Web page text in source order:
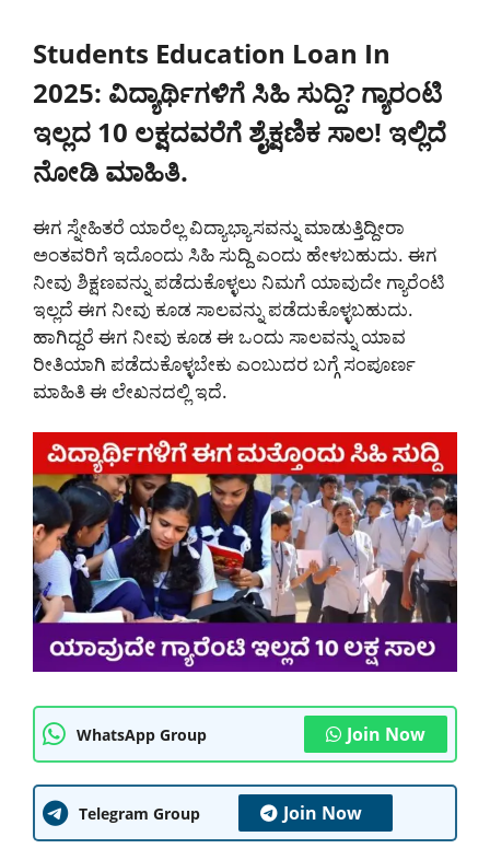
Students Education Loan In
2025: ವಿದ್ಯಾರ್ಥಿಗಳಿಗೆ ಸಿಹಿ ಸುದ್ದಿ? ಗ್ಯಾರಂಟಿ
ಇಲ್ಲದ 10 ಲಕ್ಷದವರೆಗೆ ಶೈಕ್ಷಣಿಕ ಸಾಲ! ಇಲ್ಲಿದೆ
ನೋಡಿ ಮಾಹಿತಿ.
ಈಗ ಸ್ನೇಹಿತರೆ ಯಾರೆಲ್ಲ ವಿದ್ಯಾಭ್ಯಾಸವನ್ನು ಮಾಡುತ್ತಿದ್ದೀರಾ
ಅಂತವರಿಗೆ ಇದೊಂದು ಸಿಹಿ ಸುದ್ದಿ ಎಂದು ಹೇಳಬಹುದು. ಈಗ
ನೀವು ಶಿಕ್ಷಣವನ್ನು ಪಡೆದುಕೊಳ್ಳಲು ನಿಮಗೆ ಯಾವುದೇ ಗ್ಯಾರೆಂಟಿ
ಇಲ್ಲದೆ ಈಗ ನೀವು ಕೂಡ ಸಾಲವನ್ನು ಪಡೆದುಕೊಳ್ಳಬಹುದು.
ಹಾಗಿದ್ದರೆ ಈಗ ನೀವು ಕೂಡ ಈ ಒಂದು ಸಾಲವನ್ನು ಯಾವ
ರೀತಿಯಾಗಿ ಪಡೆದುಕೊಳ್ಳಬೇಕು ಎಂಬುದರ ಬಗ್ಗೆ ಸಂಪೂರ್ಣ
ಮಾಹಿತಿ ಈ ಲೇಖನದಲ್ಲಿ ಇದೆ.
WhatsApp Group Join Now
Telegram Group Join Now